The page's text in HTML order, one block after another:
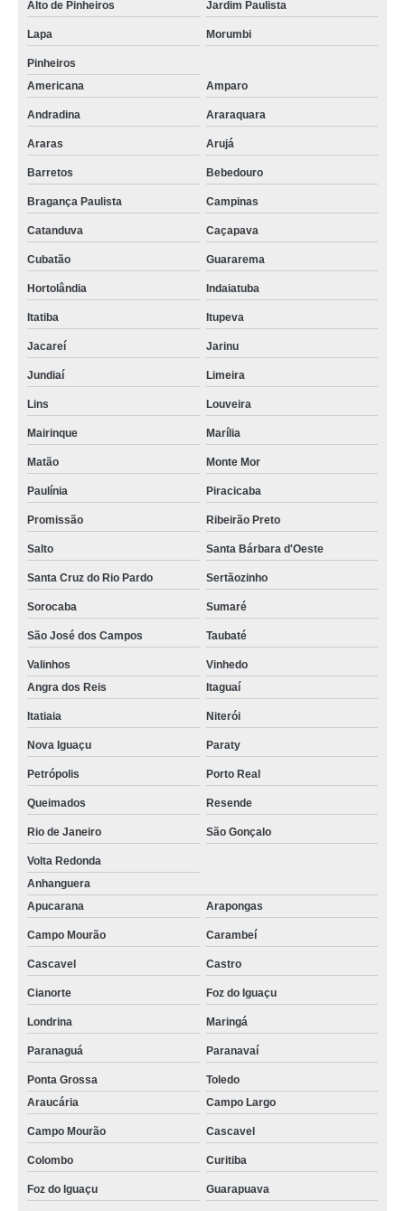
empresa especializada em serviço de jardinagem São Caetano do Sul
empresa especializada em serviço de jardinagem e poda Americana
serviços de jardinagem e paisagismo Marília
serviço de jardinagem e paisagismo em condomínios Itajubá
empresa especializada em serviço de jardinagem Mairiporã
empresa especializada em serviço de limpeza e jardinagem
Itaquaquecetuba
Alto de Pinheiros Jardim Paulista
Lapa Morumbi
Pinheiros
Americana
Amparo
Andradina Araraquara
Araras Arujá
Barretos Bebedouro
Bragança Paulista Campinas
Catanduva Caçapava
Cubatão Guararema
Hortolândia Indaiatuba
Itatiba Itupeva
Jacareí Jarinu
Jundiaí Limeira
Lins Louveira
Mairinque Marília
Matão Monte Mor
Paulínia Piracicaba
Promissão Ribeirão Preto
Salto Santa Bárbara d'Oeste
Santa Cruz do Rio Pardo Sertãozinho
Sorocaba Sumaré
São José dos Campos Taubaté
Valinhos
Vinhedo
Angra dos Reis
Itaguaí
Itatiaia Niterói
Nova Iguaçu Paraty
Petrópolis Porto Real
Queimados Resende
Rio de Janeiro São Gonçalo
Volta Redonda
Anhanguera
Apucarana
Arapongas
Campo Mourão Carambeí
Cascavel Castro
Cianorte Foz do Iguaçu
Londrina Maringá
Paranaguá Paranavaí
Ponta Grossa
Toledo
Araucária
Campo Largo
Campo Mourão Cascavel
Colombo Curitiba
Foz do Iguaçu Guarapuava